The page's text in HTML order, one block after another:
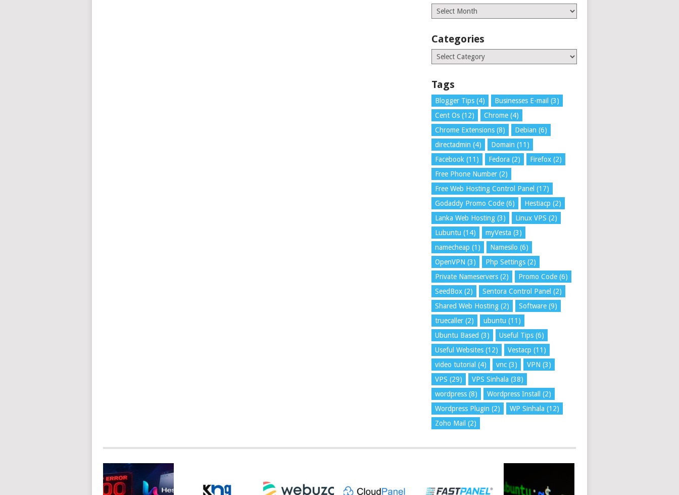
Archives
Categories
Categories
Tags
Blogger Tips (4) Businesses E-mail (3)
Cent Os (12) Chrome (4)
Chrome Extensions (8) Debian (6)
directadmin (4) Domain (11)
Facebook (11) Fedora (2) Firefox (2)
Free Phone Number (2)
Free Web Hosting Control Panel (17)
Godaddy Promo Code (6) Hestiacp (2)
Lanka Web Hosting (3) Linux VPS (2)
Lubuntu (14) myVesta (3)
namecheap (1) Namesilo (6)
OpenVPN (3) Php Settings (2)
Private Nameservers (2) Promo Code (6)
SeedBox (2) Sentora Control Panel (2)
Shared Web Hosting (2) Software (9)
truecaller (2) ubuntu (11)
Ubuntu Based (3) Useful Tips (6)
Useful Websites (12) Vestacp (11)
video tutorial (4) vnc (3) VPN (3)
VPS (29) VPS Sinhala (38)
wordpress (8) Wordpress Install
(2)
Wordpress Plugin (2) WP Sinhala (12)
Zoho Mail (2)